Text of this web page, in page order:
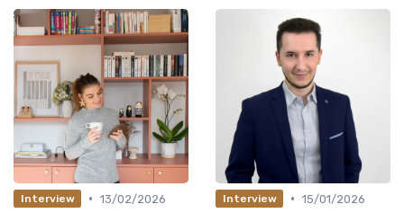
Interview • 13/02/2026
Interview • 15/01/2026